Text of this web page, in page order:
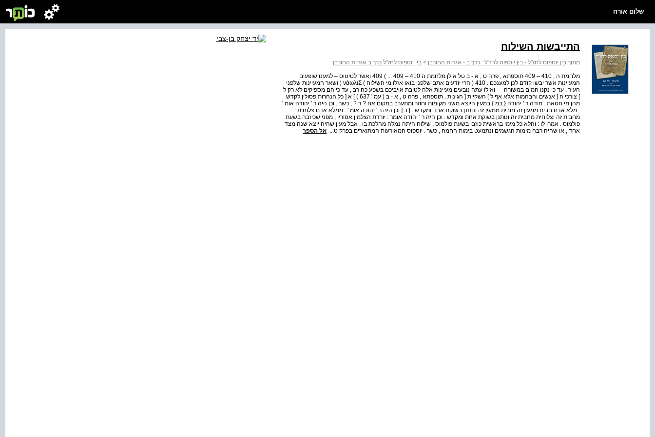
שלום אורח
התייבשות השילוח
מתוך:בין יוספוס לחז"ל - בין יוספוס לחז"ל : כרך ב - אגדות החורבן > בין יוספוס לחז"ל כרך ב אגדות החורבן
מלחמת ה ; 410 – 409 תוספתא , פרה ט , א - ב טל אילן מלחמת ה 410 – 409 ... ) 409 ואשר לטיטוס – למענו שופעים
המעיינות אשר יבשו קודם לכן למענכם . 410 ( הרי יודעים אתם שלפני בואו אזלו מי השילוח ) νάωλιΣ ( ושאר המעיינות שלפני
העיר , עד כי נקנו המים במשורה — ואילו עתה נובעים מעיינות אלה לטובת אויביכם בשפע כה רב , עד כי הם מספיקים לא רק ל
] צורכי ה [ אנשים והבהמות אלא אף ל ] השקיית [ הגינות . תוספתא , פרה ט , א - ב ( עמ ' 637 ) ] א [ כל הנהרות פסולין לקדש
מהן מי חטאת . מודה ר ' יהודה { במ } במעין היוצא משני מקומות וחוזר ומתערב במקום אח ? ר ? , כשר . וכן היה ר ' יהודה אומ '
: מלא אדם חבית ממעין זה וחבית ממעין זה ונותנן בשוקת אחד ומקדש . ] ב [ וכן היה ר ' יהודה אומ ' : ממלא אדם צלוחית
מחבית זה וצלוחית מחבית זה ונותנן בשוקת אחת ומקדש . וכן היה ר ' יהודה אומר : יורדת הצלמין אסורין , מפני שכיזבה בשעת
פולמוס . אמרו לו : והלא כל מימי בראשית כוזבו בשעת פולמוס . שילוח היתה נמלה מהלכת בו , אבל מעין שהיה יוצא שנה מצד
אחד , או שהיה רבה מימות הגשמים ונתמעט בימות החמה , כשר . יוספוס המאורעות המתוארים בפרק ט... אל הספר